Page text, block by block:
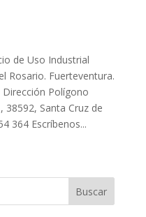
de Uso Industrial
Rosario. Fuerteventura.
Polígono
38592, Santa Cruz de
364 Escríbenos...